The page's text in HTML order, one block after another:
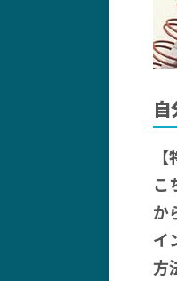
こ
か
イ
方